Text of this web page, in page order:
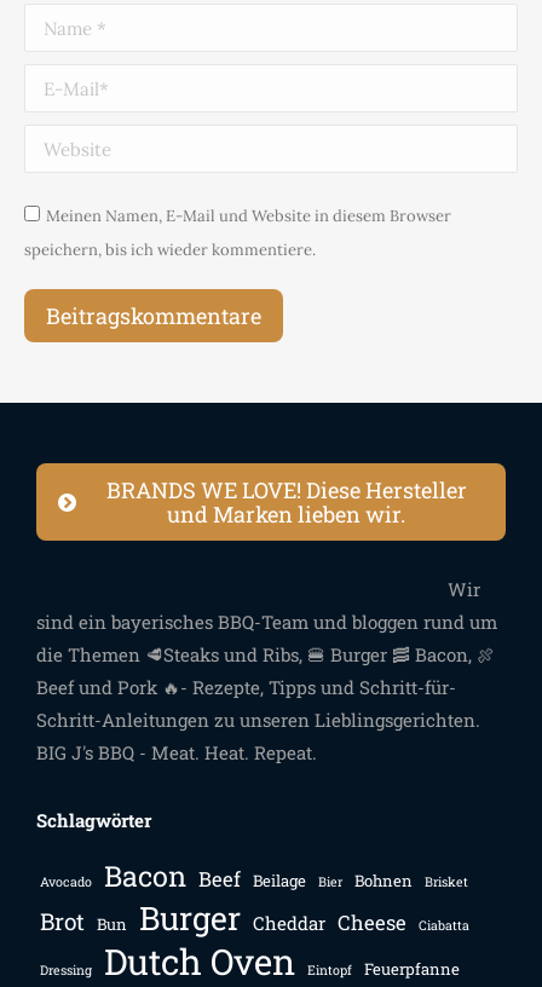
Name *
E-Mail *
Website
Meinen Namen, E-Mail und Website in diesem Browser
speichern, bis ich wieder kommentiere.
Beitragskommentare
BRANDS WE LOVE! Diese Hersteller
und Marken lieben wir.
Wir
sind ein bayerisches BBQ-Team und bloggen rund um
die Themen 🥩Steaks und Ribs, 🍔 Burger 🥓 Bacon, 🍖
Beef und Pork 🔥- Rezepte, Tipps und Schritt-für-
Schritt-Anleitungen zu unseren Lieblingsgerichten.
BIG J's BBQ - Meat. Heat. Repeat.
Schlagwörter
Avocado Bacon Beef Beilage Bier Bohnen Brisket
Brot Bun Burger Cheddar Cheese Ciabatta
Dressing Dutch Oven Eintopf Feuerpfanne